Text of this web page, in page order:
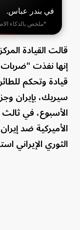
في بندر عباس.
*ملخص بالذكاء
إنها نفذت
قيادة وتحكم
سيريك، بإيران
الأسبوع، في
الأميركية ضد
الثوري الإيراني